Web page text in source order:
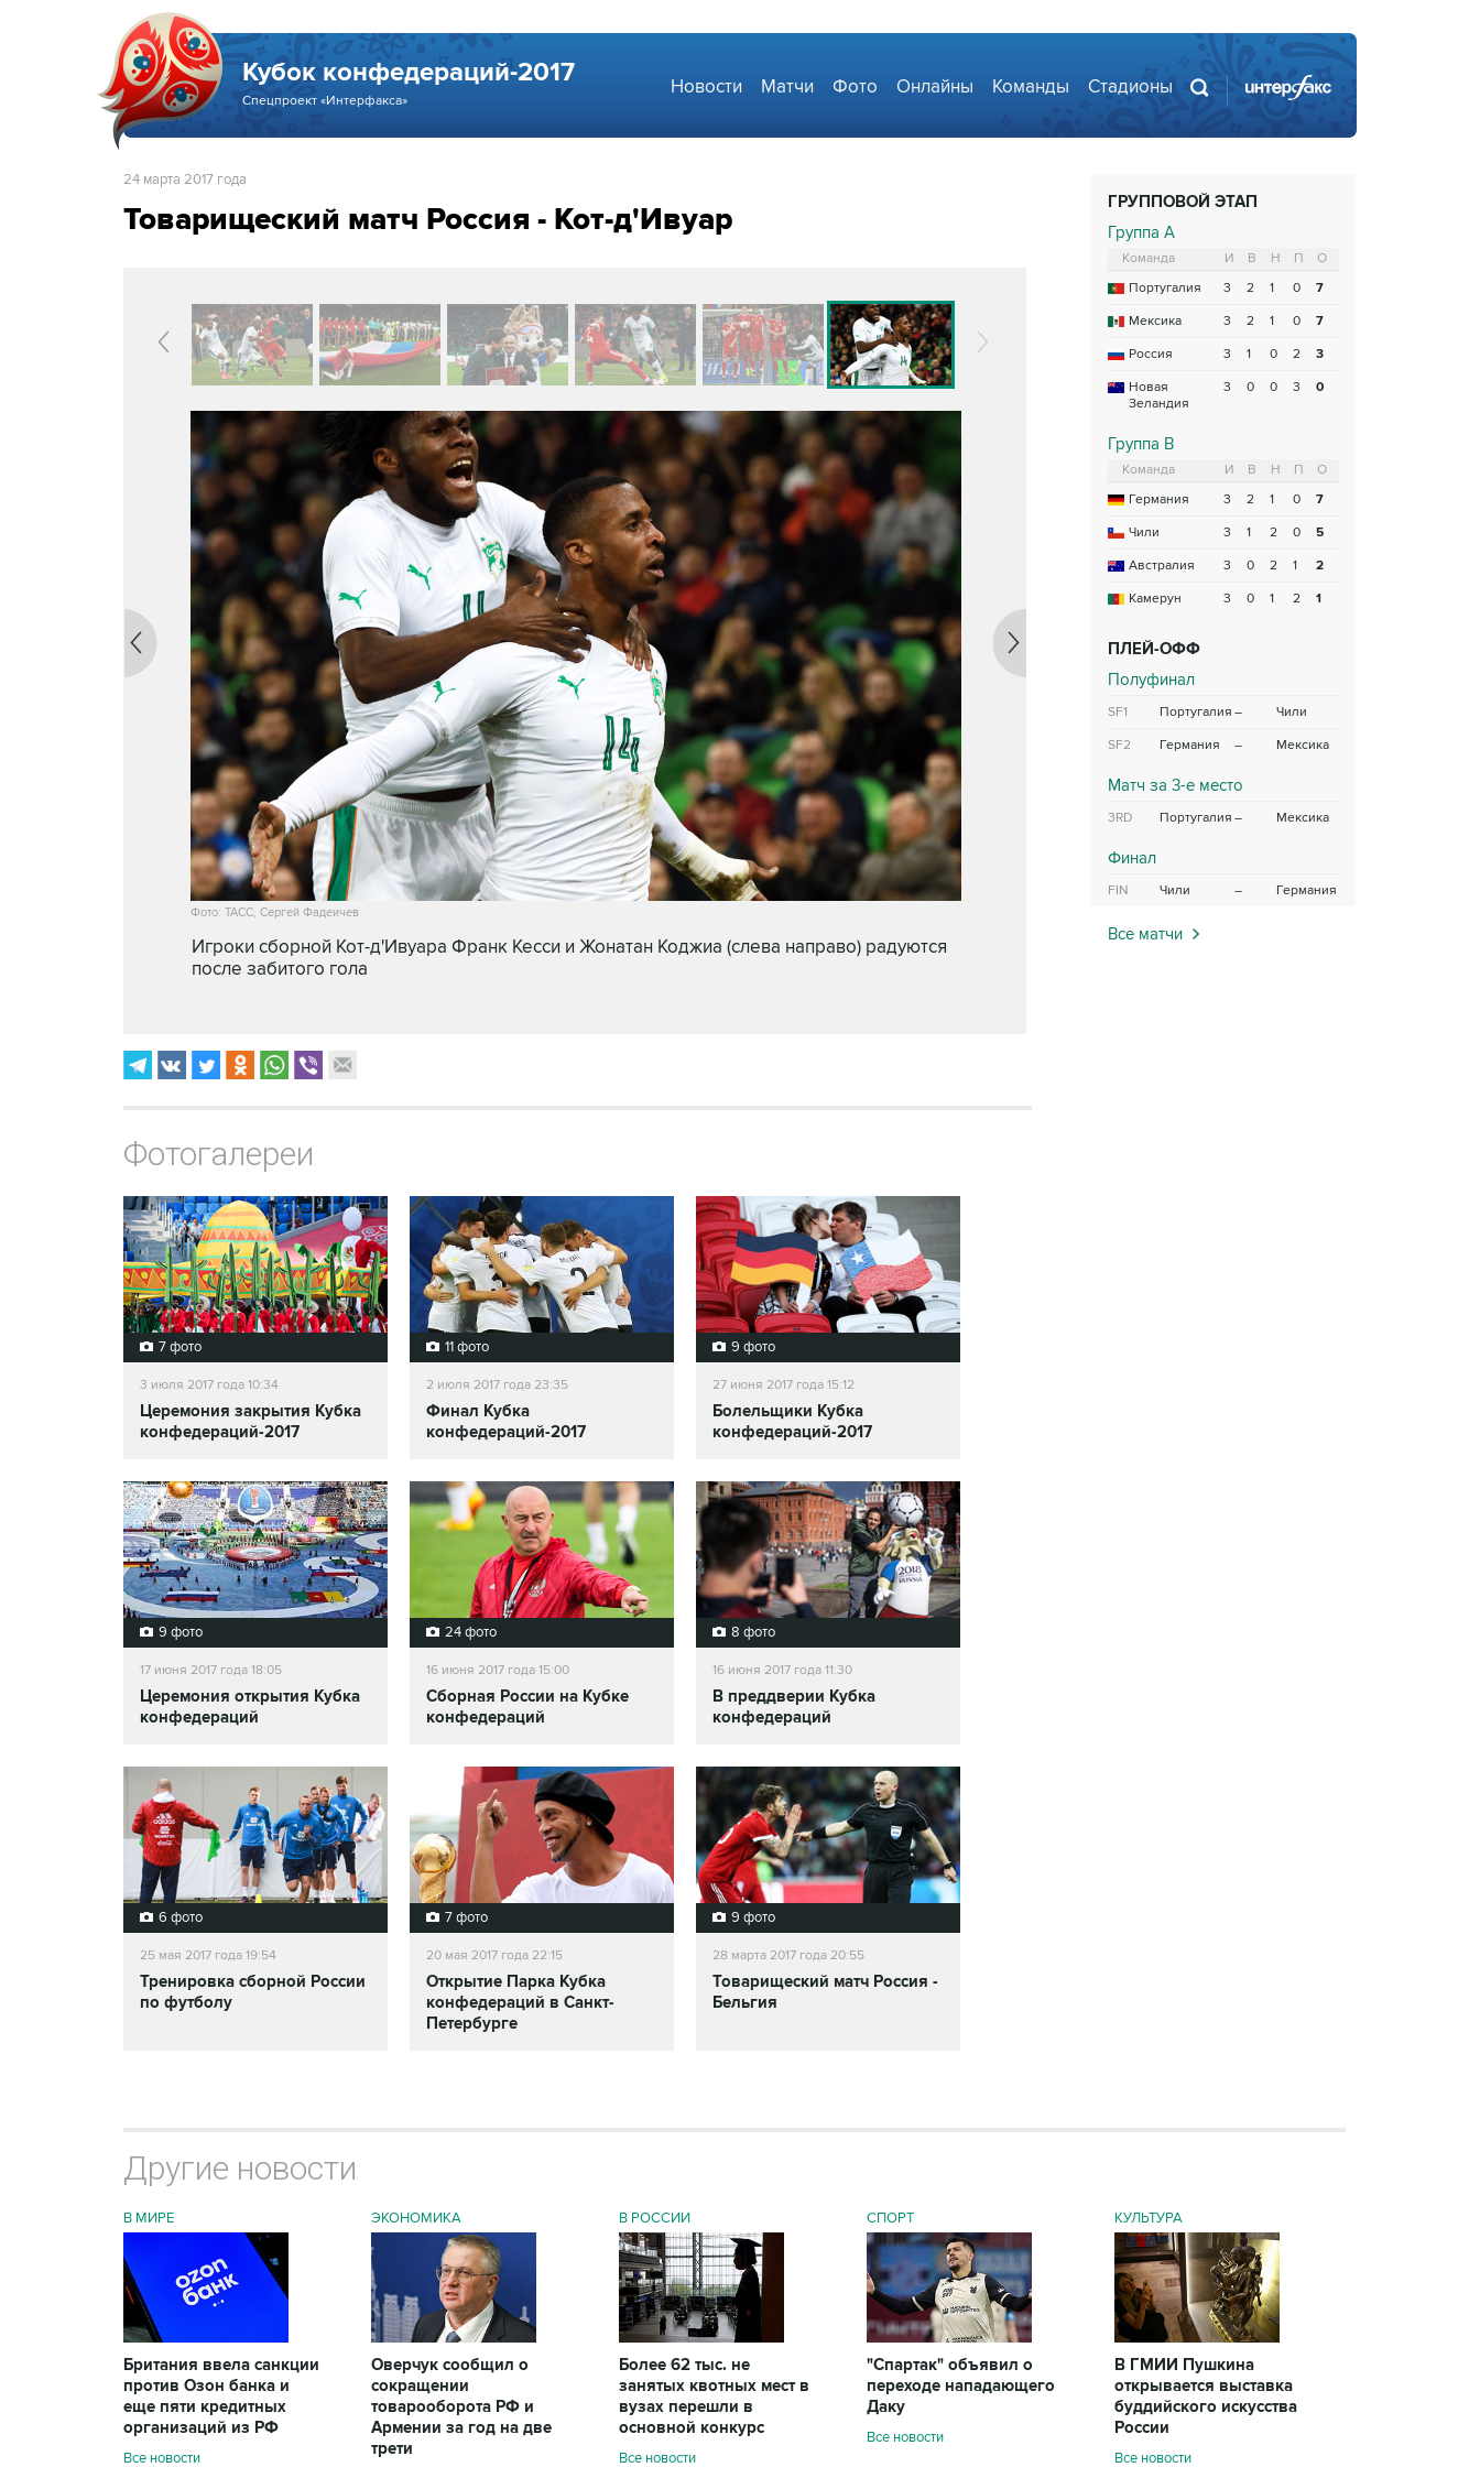
Кубок конфедераций-2017
Спецпроект «Интерфакса»
Новости Матчи Фото Онлайны Команды Стадионы
24 марта 2017 года
Товарищеский матч Россия - Кот-д'Ивуар
Фото: ТАСС, Сергей Фадеичев
Игроки сборной Кот-д'Ивуара Франк Кесси и Жонатан Коджиа (слева направо) радуются
после забитого гола
Фотогалереи
7 фото
3 июля 2017 года 10:34
Церемония закрытия Кубка
конфедераций-2017
11 фото
2 июля 2017 года 23:35
Финал Кубка
конфедераций-2017
9 фото
27 июня 2017 года 15:12
Болельщики Кубка
конфедераций-2017
9 фото
17 июня 2017 года 18:05
Церемония открытия Кубка
конфедераций
24 фото
16 июня 2017 года 15:00
Сборная России на Кубке
конфедераций
8 фото
16 июня 2017 года 11:30
В преддверии Кубка
конфедераций
6 фото
25 мая 2017 года 19:54
Тренировка сборной России
по футболу
7 фото
20 мая 2017 года 22:15
Открытие Парка Кубка
конфедераций в Санкт-
Петербурге
9 фото
28 марта 2017 года 20:55
Товарищеский матч Россия -
Бельгия
ГРУППОВОЙ ЭТАП
Группа A
Команда И В Н П
О
Португалия
3 2 1 0
7
Мексика
3 2 1 0
7
Россия
3 1 0 2
3
Новая
Зеландия
3 0 0 3 0
Группа B
Команда И В Н П
О
Германия
3 2 1 0
7
Чили
3 1 2 0
5
Австралия
3 0 2 1
2
Камерун
3 0 1 2 1
ПЛЕЙ-ОФФ
Полуфинал
SF1 Португалия –
Чили
SF2
Германия – Мексика
Матч за 3-е место
3RD Португалия – Мексика
Финал
FIN Чили – Германия
Все матчи
Другие новости
В МИРЕ
Британия ввела санкции
против Озон банка и
еще пяти кредитных
организаций из РФ
Все новости
ЭКОНОМИКА
Оверчук сообщил о
сокращении
товарооборота РФ и
Армении за год на две
трети
В РОССИИ
Более 62 тыс. не
занятых квотных мест в
вузах перешли в
основной конкурс
Все новости
СПОРТ
"Спартак" объявил о
переходе нападающего
Даку
Все новости
КУЛЬТУРА
В ГМИИ Пушкина
открывается выставка
буддийского искусства
России
Все новости